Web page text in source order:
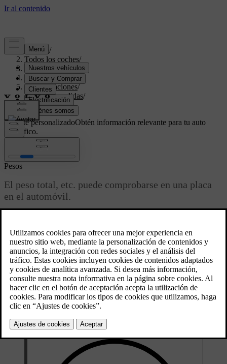
Soporte/
Todos los coches/
V70 2016 /
Manual de usuario
Especificaciones/
Pesos y medidas/
Pesos
Soporte personalizadoObtén información relevante para tu auto
específico.
Iniciar sesión
Pesos
El peso total, etc. puede comprobarse en una placa
en el automóvil.
depósito de combustible lleno hasta el 90 % y todos los aceites y
líquidos.
El peso de los pasajeros y de accesorios montados y el peso sobre la
bola(si el vehículo lleva un remolque) afectan a la capacidad de
carga pero no están incluidos en el peso en orden de marcha.
Carga máxima permitida = Peso total - Peso en orden de marcha.